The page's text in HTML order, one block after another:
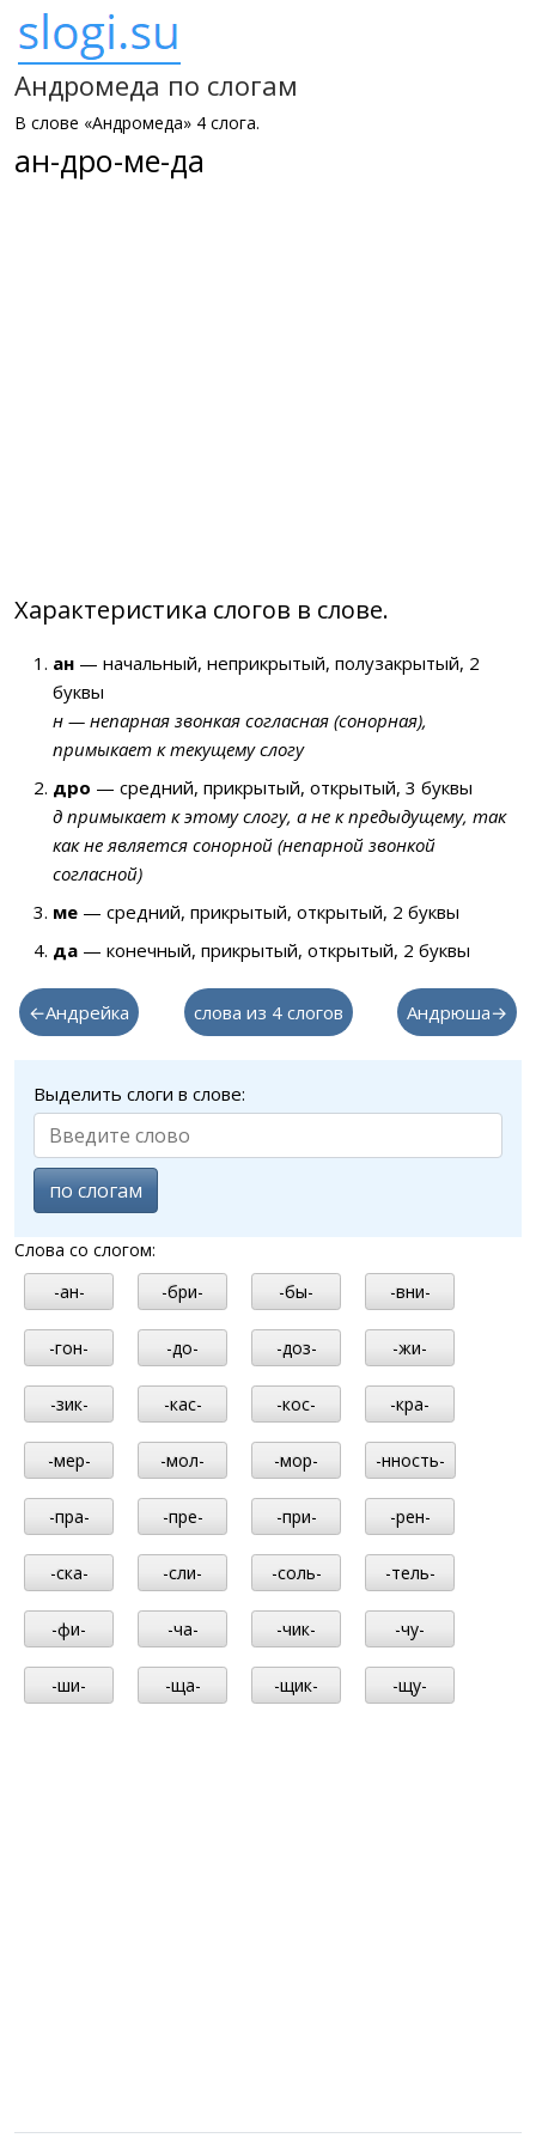
Андромеда по слогам
В слове «Андромеда» 4 слога.
ан-дро-ме-да
Характеристика слогов в слове.
ан — начальный, неприкрытый, полузакрытый, 2
буквы
н — непарная звонкая согласная (сонорная),
примыкает к текущему слогу
дро — средний, прикрытый, открытый, 3 буквы
д примыкает к этому слогу, а не к предыдущему, так
как не является сонорной (непарной звонкой
согласной)
ме — средний, прикрытый, открытый, 2 буквы
да — конечный, прикрытый, открытый, 2 буквы
←Андрейка слова из 4 слогов Андрюша→
Выделить слоги в слове:
по слогам
Слова со слогом:
-ан-
-бри- -бы- -вни-
-гон- -до- -доз- -жи-
-зик- -кас- -кос- -кра-
-мер- -мол- -мор- -нность-
-пра- -пре- -при- -рен-
-ска- -сли- -соль- -тель-
-фи- -ча- -чик- -чу-
-ши- -ща- -щик- -щу-